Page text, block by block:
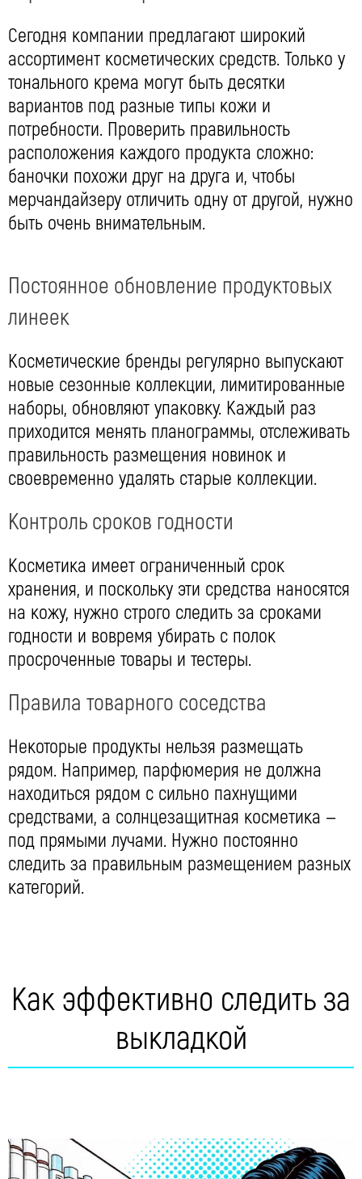
Сегодня компании предлагают широкий
ассортимент косметических средств. Только у
тонального крема могут быть десятки
вариантов под разные типы кожи и
потребности. Проверить правильность
расположения каждого продукта сложно:
баночки похожи друг на друга и, чтобы
мерчандайзеру отличить одну от другой, нужно
быть очень внимательным.
Постоянное обновление продуктовых
линеек
Косметические бренды регулярно выпускают
новые сезонные коллекции, лимитированные
наборы, обновляют упаковку. Каждый раз
приходится менять планограммы, отслеживать
правильность размещения новинок и
своевременно удалять старые коллекции.
Контроль сроков годности
Косметика имеет ограниченный срок
хранения, и поскольку эти средства наносятся
на кожу, нужно строго следить за сроками
годности и вовремя убирать с полок
просроченные товары и тестеры.
Правила товарного соседства
Некоторые продукты нельзя размещать
рядом. Например, парфюмерия не должна
находиться рядом с сильно пахнущими
средствами, а солнцезащитная косметика —
под прямыми лучами. Нужно постоянно
следить за правильным размещением разных
категорий.
Как эффективно следить за
выкладкой